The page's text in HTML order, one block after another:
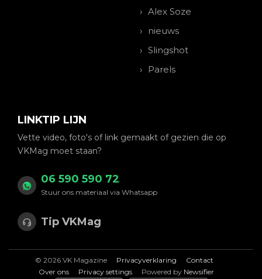
Alex Soze
nieuws
Slingshot
Parels
LINKTIP LIJN
Vette video, foto's of link gemaakt of gezien die op
VKMag moet staan?
06 590 590 72
Stuur ons materiaal via Whatsapp
Tip VKMag
© 2026 VK Magazine Privacyverklaring
Contact
Over ons
Privacy settings Powered by Newsifier